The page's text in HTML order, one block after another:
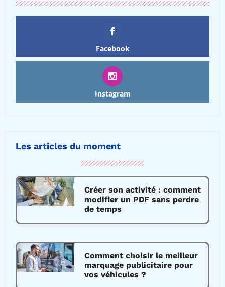
Facebook
Instagram
Les articles du moment
Créer son activité : comment
modifier un PDF sans perdre
de temps
Comment choisir le meilleur
marquage publicitaire pour
vos véhicules ?